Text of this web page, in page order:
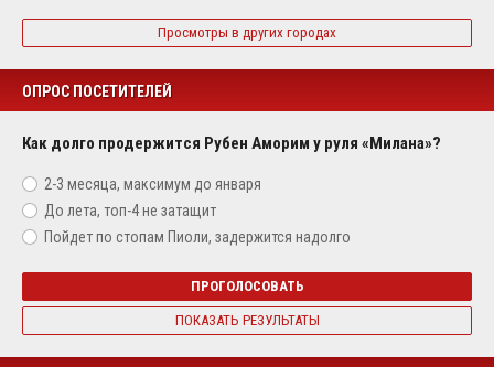
Просмотры в других городах
ОПРОС ПОСЕТИТЕЛЕЙ
Как долго продержится Рубен Аморим у руля «Милана»?
2-3 месяца, максимум до января
До лета, топ-4 не затащит
Пойдет по стопам Пиоли, задержится надолго
ПРОГОЛОСОВАТЬ
ПОКАЗАТЬ РЕЗУЛЬТАТЫ